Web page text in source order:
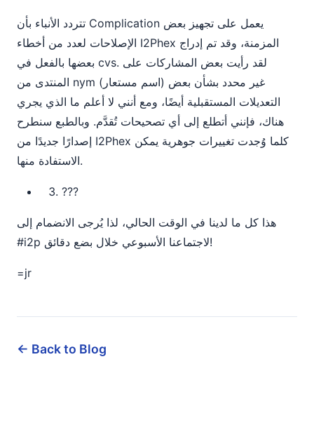
تتردد الأنباء بأن Complication يعمل على تجهيز بعض
الإصلاحات لعدد من أخطاء I2Phex المزمنة، وقد تم إدراج
بعضها بالفعل في cvs. لقد رأيت بعض المشاركات على
المنتدى من nym (اسم مستعار) غير محدد بشأن بعض
التعديلات المستقبلية أيضًا، ومع أنني لا أعلم ما الذي يجري
هناك، فإنني أتطلع إلى أي تصحيحات تُقدَّم. وبالطبع سنطرح
إصدارًا جديدًا من I2Phex كلما وُجدت تغييرات جوهرية يمكن
الاستفادة منها.
???
هذا كل ما لدينا في الوقت الحالي، لذا يُرجى الانضمام إلى
#i2p لاجتماعنا الأسبوعي خلال بضع دقائق!
=jr
← Back to Blog